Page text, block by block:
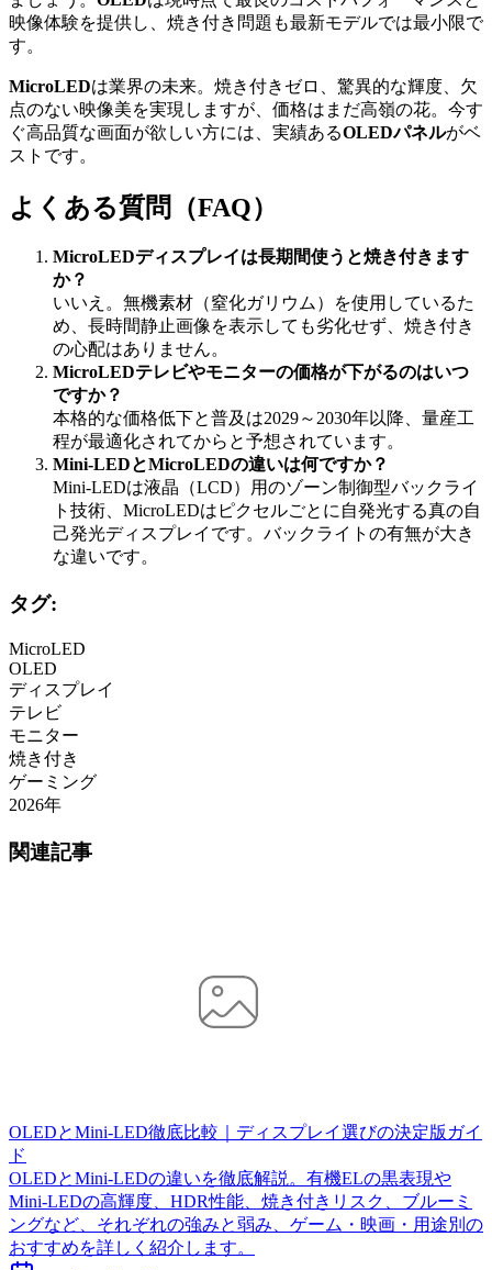
映像体験を提供し、焼き付き問題も最新モデルでは最小限で
す。
MicroLEDは業界の未来。焼き付きゼロ、驚異的な輝度、欠
点のない映像美を実現しますが、価格はまだ高嶺の花。今す
ぐ高品質な画面が欲しい方には、実績あるOLEDパネルがベ
ストです。
よくある質問（FAQ）
MicroLEDディスプレイは長期間使うと焼き付きます
か？
いいえ。無機素材（窒化ガリウム）を使用しているた
め、長時間静止画像を表示しても劣化せず、焼き付き
の心配はありません。
MicroLEDテレビやモニターの価格が下がるのはいつ
ですか？
本格的な価格低下と普及は2029～2030年以降、量産工
程が最適化されてからと予想されています。
Mini-LEDとMicroLEDの違いは何ですか？
Mini-LEDは液晶（LCD）用のゾーン制御型バックライ
ト技術、MicroLEDはピクセルごとに自発光する真の自
己発光ディスプレイです。バックライトの有無が大き
な違いです。
タグ:
MicroLED
OLED
ディスプレイ
テレビ
モニター
焼き付き
ゲーミング
2026年
関連記事
OLEDとMini-LED徹底比較｜ディスプレイ選びの決定版ガイ
ド
OLEDとMini-LEDの違いを徹底解説。有機ELの黒表現や
Mini-LEDの高輝度、HDR性能、焼き付きリスク、ブルーミ
ングなど、それぞれの強みと弱み、ゲーム・映画・用途別の
おすすめを詳しく紹介します。